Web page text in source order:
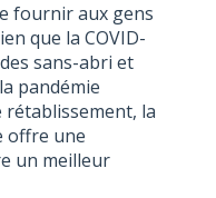
fournir aux gens
que la COVID-
sans-abri et
pandémie
rétablissement, la
offre une
un meilleur